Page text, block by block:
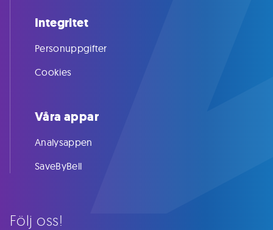
Följ oss!
Integritet
Personuppgifter
Cookies
Våra appar
Analysappen
SaveByBell